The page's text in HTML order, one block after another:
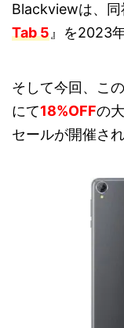
Blackviewは、同
Tab 5』を2023
そして今回、こ
にて18%OFFの
セールが開催され